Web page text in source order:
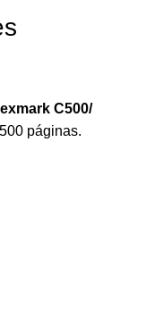
C500/
páginas.